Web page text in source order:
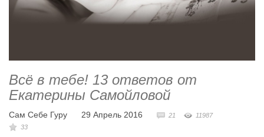
Всё в тебе! 13 ответов от
Екатерины Самойловой
Сам Себе Гуру 29 Апрель 2016 21
11987
33